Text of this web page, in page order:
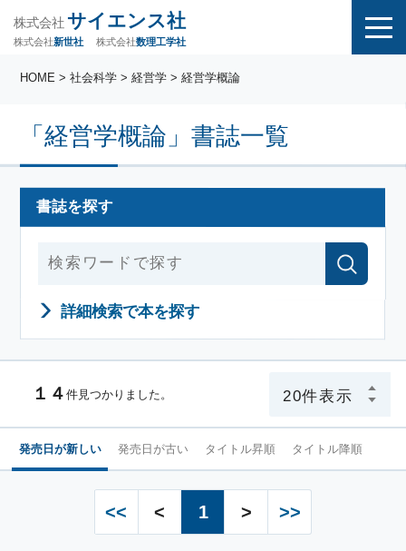
株式会社 サイエンス社
株式会社新世社 株式会社数理工学社
「経営学概論」書誌一覧
HOME > 社会科学 > 経営学 > 経営学概論
書誌を探す
詳細検索で本を探す
１４ 件見つかりました。
発売日が新しい 発売日が古い タイトル昇順 タイトル降順
<< < 1 > >>